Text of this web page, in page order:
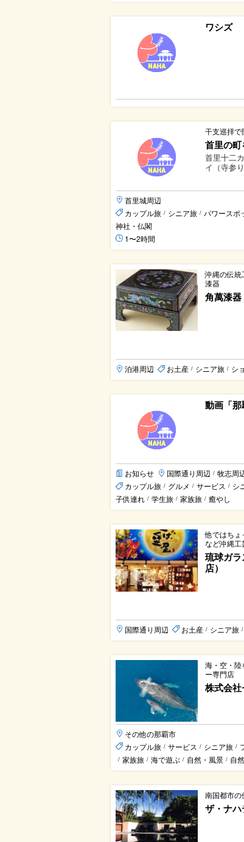
ワシズ
干支巡拝で
首里の
首里十二
イ（寺参
首里城周辺
カップル旅 / シニア旅 / パワースポ
神社・仏閣
1〜2時間
沖縄の伝統
漆器
角萬漆器
泊港周辺 お土産 / シニア旅 / シ
動画「那
お知らせ 国際通り周辺 / 牧志周
カップル旅 / グルメ / サービス / シ
子供連れ / 学生旅 / 家族旅 / 癒やし
他ではちょ
など沖縄工
琉球ガ
店）
国際通り周辺 お土産 / シニア旅 /
海・空・陸
ー専門店
株式会
その他の那覇市
カップル旅 / サービス / シニア旅 /
/ 家族旅 / 海で遊ぶ / 自然・風景 / 自
南国都市
ザ・ナハ